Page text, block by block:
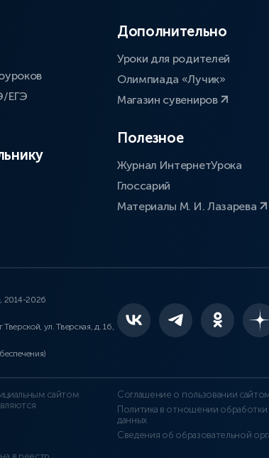
ЕГЭ
Дополнительно
Уроки для родителей
Олимпиада «Лучик»
Магазин сувениров
Полезное
Журнал ИнтернетУрока
Глоссарий
Материалы М. И. Лазарева
2014-2026
ул. Тверская, д. 16,
сайтом
Соглашение о пользовании
Политика в отношении
данных
Сведения об образовательной